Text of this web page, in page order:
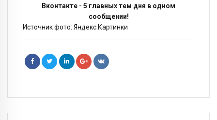
Вконтакте - 5 главных тем дня в одном
сообщении!
Источник фото: Яндекс.Картинки